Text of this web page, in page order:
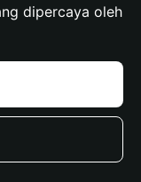
dipercaya oleh